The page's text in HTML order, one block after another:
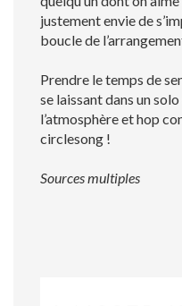
justement envie de
boucle de
Prendre le temps de
se laissant dans un
l’atmosphère et hop
circlesong !
Sources multiples